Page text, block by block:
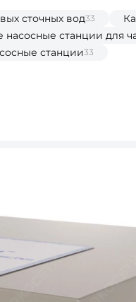
сточных вод33
станции для
станции33